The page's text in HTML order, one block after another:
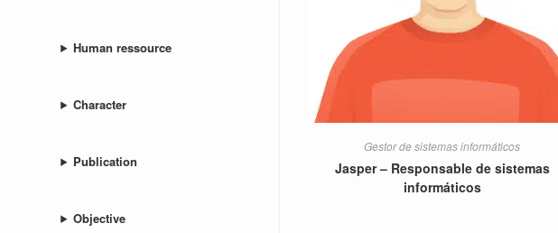
Gestor de sistemas informáticos
Jasper – Responsable de sistemas
informáticos
Human ressource
Character
Publication
Objective